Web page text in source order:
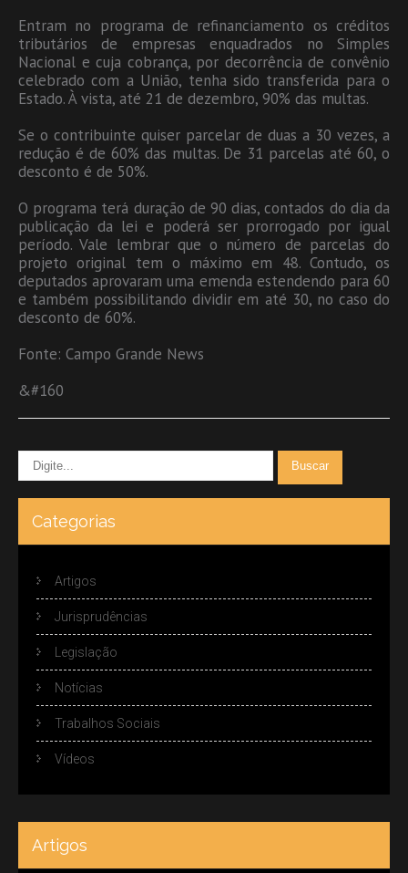
Entram no programa de refinanciamento os créditos
tributários de empresas enquadrados no Simples
Nacional e cuja cobrança, por decorrência de convênio
celebrado com a União, tenha sido transferida para o
Estado. À vista, até 21 de dezembro, 90% das multas.
Se o contribuinte quiser parcelar de duas a 30 vezes, a
redução é de 60% das multas. De 31 parcelas até 60, o
desconto é de 50%.
O programa terá duração de 90 dias, contados do dia da
publicação da lei e poderá ser prorrogado por igual
período. Vale lembrar que o número de parcelas do
projeto original tem o máximo em 48. Contudo, os
deputados aprovaram uma emenda estendendo para 60
e também possibilitando dividir em até 30, no caso do
desconto de 60%.
Fonte: Campo Grande News
&#160
Categorias
Artigos
Jurisprudências
Legislação
Notícias
Trabalhos Sociais
Vídeos
Artigos